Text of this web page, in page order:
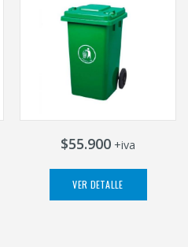
$55.900 +iva
VER DETALLE